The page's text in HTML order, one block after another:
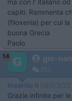
ma con l' italiano
capiti. Rammenta
(filoxenia) per cui
buona Grecia
Paolo
14 gio-
253
Inserito il 08/03/
Grazie infinite per